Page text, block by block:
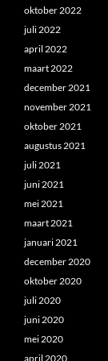
oktober 2022
juli 2022
april 2022
maart 2022
december 2021
november 2021
oktober 2021
augustus 2021
juli 2021
juni 2021
mei 2021
maart 2021
januari 2021
december 2020
oktober 2020
juli 2020
juni 2020
mei 2020
april 2020